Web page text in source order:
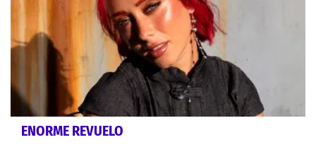
ENORME REVUELO